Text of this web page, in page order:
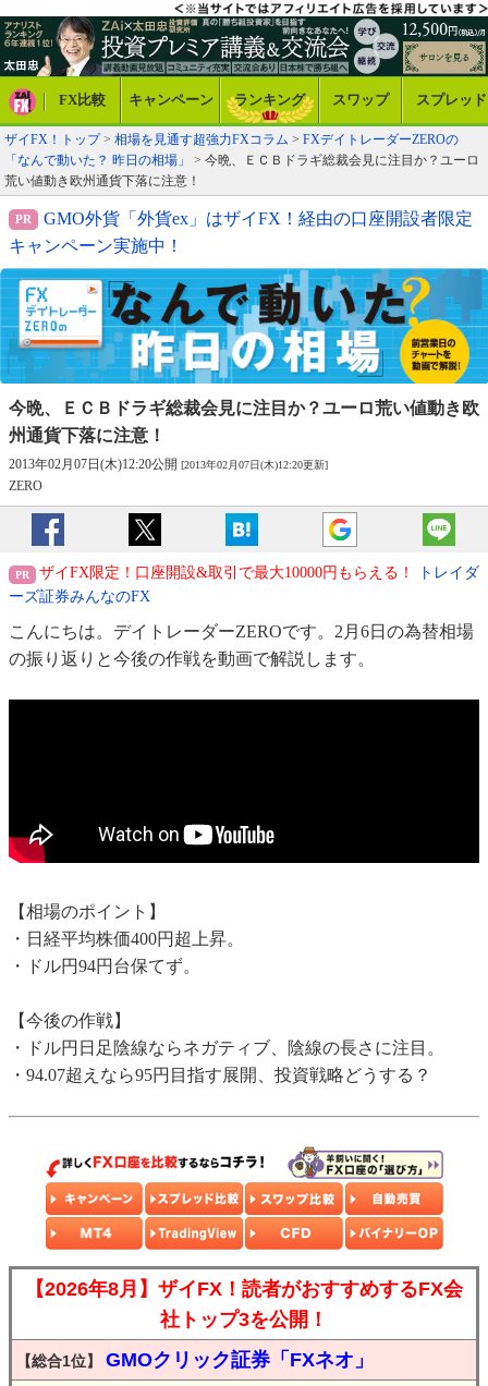
FX比較 キャンペーン ランキング スワップ スプレッド
ザイFX！トップ> 相場を見通す超強力FXコラム > FXデイトレーダーZEROの
「なんで動いた？ 昨日の相場」
> 今晩、ＥＣＢドラギ総裁会見に注目か？ユーロ
荒い値動き欧州通貨下落に注意！
GMO外貨「外貨ex」はザイFX！経由の口座開設者限定
キャンペーン実施中！
今晩、ＥＣＢドラギ総裁会見に注目か？ユーロ荒い値動き欧
州通貨下落に注意！
2013年02月07日(木)12:20公開 [2013年02月07日(木)12:20更新]
ZERO
ザイFX限定！口座開設&取引で最大10000円もらえる！
トレイダ
ーズ証券みんなのFX
こんにちは。デイトレーダーZEROです。2月6日の為替相場
の振り返りと今後の作戦を動画で解説します。
【相場のポイント】
・日経平均株価400円超上昇。
・ドル円94円台保てず。
【今後の作戦】
・ドル円日足陰線ならネガティブ、陰線の長さに注目。
・94.07超えなら95円目指す展開、投資戦略どうする？
【2026年8月】ザイFX！読者がおすすめするFX会
社トップ3を公開！
【総合1位】 GMOクリック証券「FXネオ」